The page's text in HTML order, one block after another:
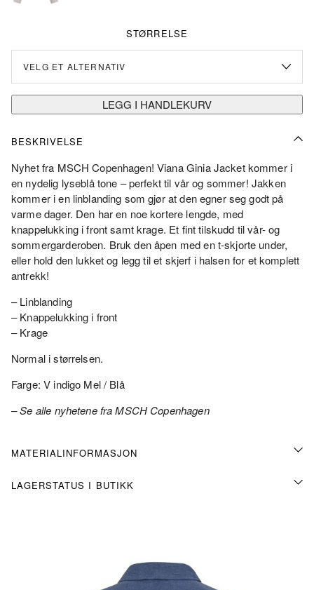
STØRRELSE
LEGG I HANDLEKURV
BESKRIVELSE
Nyhet fra MSCH Copenhagen! Viana Ginia Jacket kommer i
en nydelig lyseblå tone – perfekt til vår og sommer! Jakken
kommer i en linblanding som gjør at den egner seg godt på
varme dager. Den har en noe kortere lengde, med
knappelukking i front samt krage. Et fint tilskudd til vår- og
sommergarderoben. Bruk den åpen med en t-skjorte under,
eller hold den lukket og legg til et skjerf i halsen for et komplett
antrekk!
– Linblanding
– Knappelukking i front
– Krage
Normal i størrelsen.
Farge: V indigo Mel / Blå
– Se alle nyhetene fra MSCH Copenhagen
MATERIALINFORMASJON
LAGERSTATUS I BUTIKK